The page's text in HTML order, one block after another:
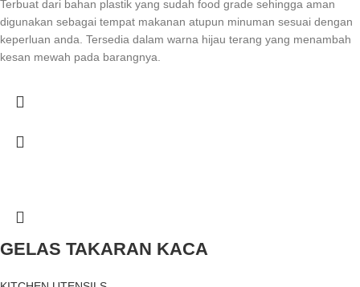
Terbuat dari bahan plastik yang sudah food grade sehingga aman
digunakan sebagai tempat makanan atupun minuman sesuai dengan
keperluan anda. Tersedia dalam warna hijau terang yang menambah
kesan mewah pada barangnya.
GELAS TAKARAN KACA